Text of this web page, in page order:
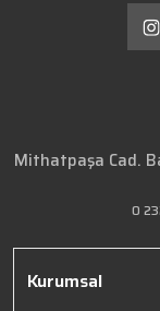
Mithatpaşa Cad.
0
Kurumsal